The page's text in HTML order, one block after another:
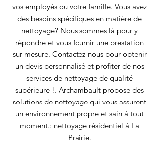
vos employés ou votre famille. Vous avez
des besoins spécifiques en matière de
nettoyage? Nous sommes là pour y
répondre et vous fournir une prestation
sur mesure. Contactez-nous pour obtenir
un devis personnalisé et profiter de nos
services de nettoyage de qualité
supérieure !. Archambault propose des
solutions de nettoyage qui vous assurent
un environnement propre et sain à tout
moment.: nettoyage résidentiel à La
Prairie.